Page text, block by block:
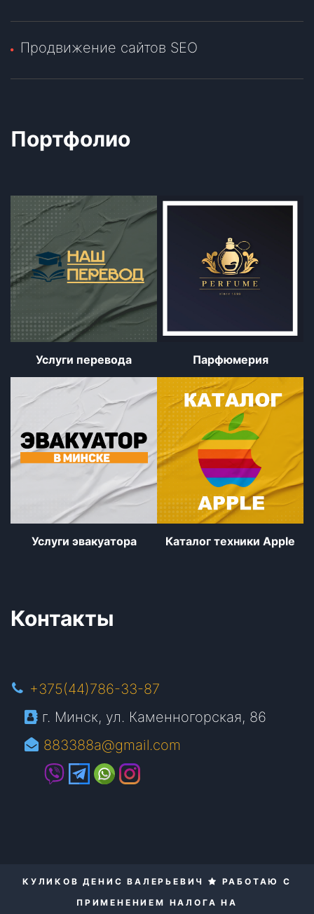
Продвижение сайтов SEO
Портфолио
Услуги перевода Парфюмерия
Услуги эвакуатора Каталог техники Apple
Контакты
+375(44)786-33-87
г. Минск, ул. Каменногорская, 86
883388a@gmail.com
КУЛИКОВ ДЕНИС ВАЛЕРЬЕВИЧ
РАБОТАЮ С
ПРИМЕНЕНИЕМ НАЛОГА НА